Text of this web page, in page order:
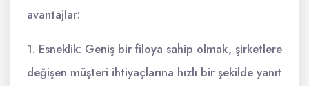
avantajlar:
1. Esneklik: Geniş bir filoya sahip olmak, şirketlere
değişen müşteri ihtiyaçlarına hızlı bir şekilde yanıt